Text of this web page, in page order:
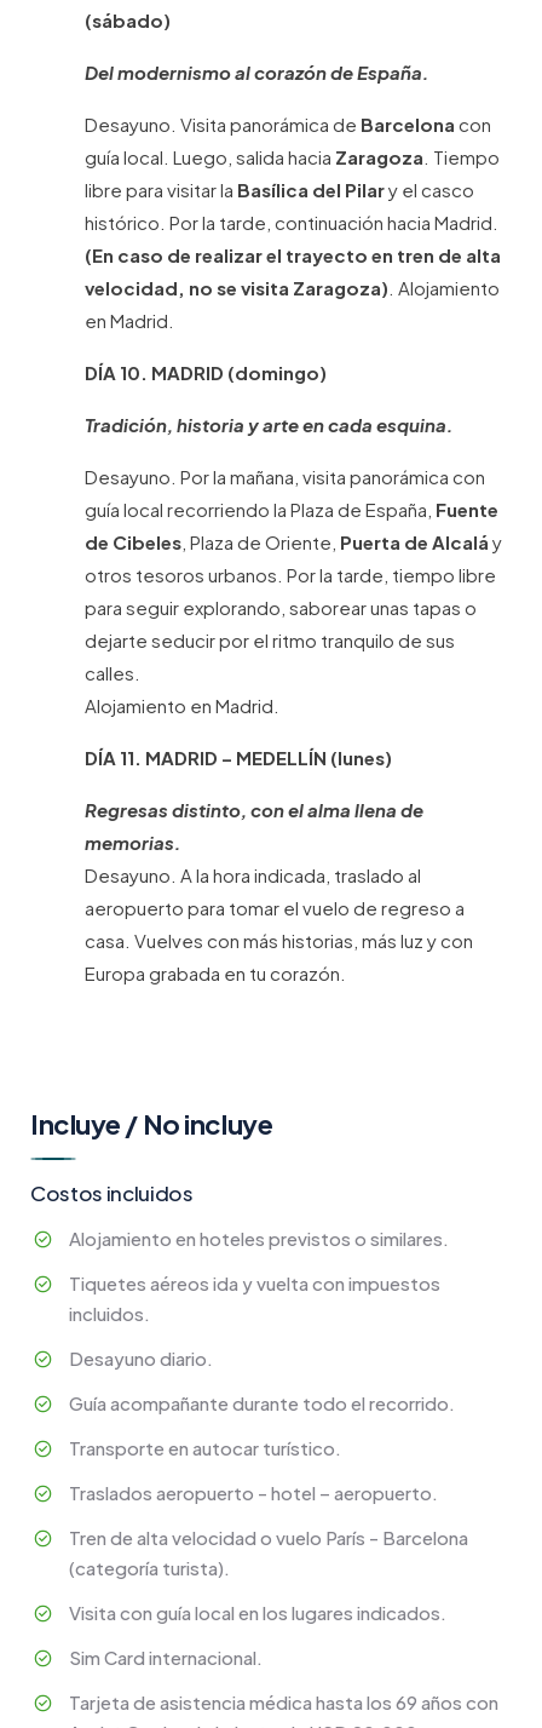
(sábado)
Del modernismo al corazón de España.
Desayuno. Visita panorámica de Barcelona con
guía local. Luego, salida hacia Zaragoza . Tiempo
libre para visitar la Basílica del Pilary el casco
histórico. Por la tarde, continuación hacia Madrid.
(En caso de realizar el trayecto en tren de alta
velocidad, no se visita Zaragoza) . Alojamiento
en Madrid.
DÍA 10. MADRID (domingo)
Tradición, historia y arte en cada esquina.
Desayuno. Por la mañana, visita panorámica con
guía local recorriendo la Plaza de España, Fuente
de Cibeles , Plaza de Oriente, Puerta de Alcalá y
otros tesoros urbanos. Por la tarde, tiempo libre
para seguir explorando, saborear unas tapas o
dejarte seducir por el ritmo tranquilo de sus
calles.
Alojamiento en Madrid.
DÍA 11. MADRID – MEDELLÍN (lunes)
Regresas distinto, con el alma llena de
memorias.
Desayuno. A la hora indicada, traslado al
aeropuerto para tomar el vuelo de regreso a
casa. Vuelves con más historias, más luz y con
Europa grabada en tu corazón.
Incluye / No incluye
Costos incluidos
Alojamiento en hoteles previstos o similares.
Tiquetes aéreos ida y vuelta con impuestos
incluidos.
Desayuno diario.
Guía acompañante durante todo el recorrido.
Transporte en autocar turístico.
Traslados aeropuerto - hotel – aeropuerto.
Tren de alta velocidad o vuelo París - Barcelona
(categoría turista).
Visita con guía local en los lugares indicados.
Sim Card internacional.
Tarjeta de asistencia médica hasta los 69 años con